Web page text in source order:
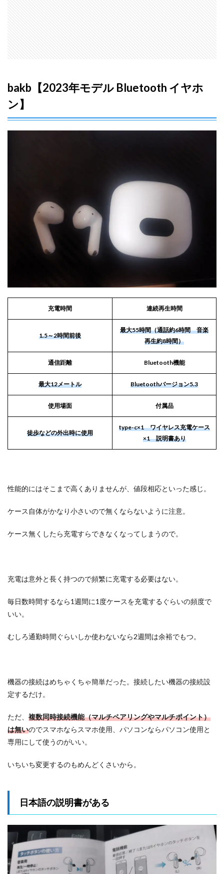
bakb【2023年モデル Bluetooth イヤホ
ン】
充電時間 連続再生時間
1.5～2時間前後
最大55時間（通話約6時間 音楽
再生約8時間）
通信距離 Bluetooth機能
最大12メートル Bluetoothバージョン5.3
使用場面 付属品
徒歩などの外出時に使用
type-c×1 ワイヤレス充電ケース
×1 説明書あり
性能的にはそこまで高くありませんが、値段相応といった感じ。
ケース自体がかなり小さいので無くならないように注意。
ケース無くしたら充電すらできなくなってしまうので。
充電は意外と長く持つので頻繁に充電する必要はない。
毎日数時間するなら1週間に1度ケースを充電するぐらいの頻度で
いい。
むしろ通勤時間ぐらいしか使わないなら2週間は余裕でもつ。
機器の接続はめちゃくちゃ簡単だった。接続したい機器の接続設
定するだけ。
ただ、 複数同時接続機能（マルチペアリングやマルチポイント）
は無いのでスマホならスマホ使用、パソコンならパソコン使用と
専用にして使うのがいい。
いちいち変更するのもめんどくさいから。
日本語の説明書がある